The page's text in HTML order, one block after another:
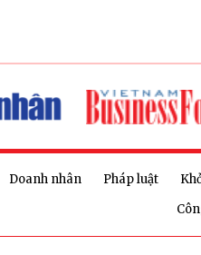
Doanh nhân Pháp luật